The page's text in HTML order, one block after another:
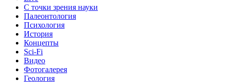
С точки зрения науки
Палеонтология
Психология
История
Концепты
Sci-Fi
Видео
Фотогалерея
Геология